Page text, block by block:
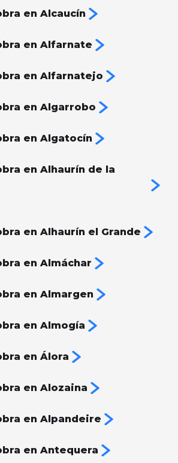
en Alcaucín
en Alfarnate
en Alfarnatejo
en Algarrobo
en Algatocín
en Alhaurín de la
en Alhaurín el Grande
en Almáchar
en Almargen
en Almogía
en Álora
en Alozaina
en Alpandeire
en Antequera